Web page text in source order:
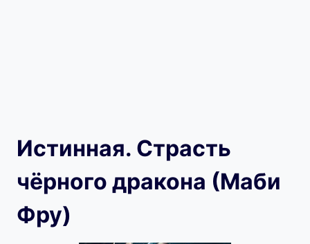
Истинная. Страсть
чёрного дракона (Маби
Фру)